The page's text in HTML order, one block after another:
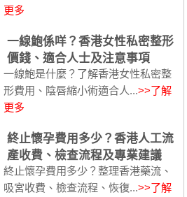
更多
一線鮑係咩？香港女性私密整形
價錢、適合人士及注意事項
一線鮑是什麼？了解香港女性私密整
形費用、陰唇縮小術適合人...>>了解
更多
終止懷孕費用多少？香港人工流
產收費、檢查流程及專業建議
終止懷孕費用多少？整理香港藥流、
吸宮收費、檢查流程、恢復...>>了解